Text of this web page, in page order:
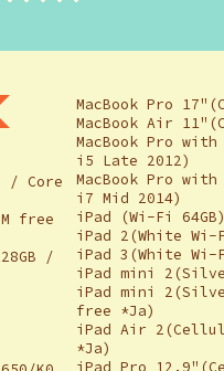
/ Core
free
/
MacBook Pro
MacBook Air
MacBook Pro
i5 Late 2012)
MacBook Pro
i7 Mid 2014)
iPad (Wi-Fi 64GB)
iPad 2(White Wi-
iPad 3(White Wi-
iPad mini
iPad mini
free *Ja)
iPad Air
*Ja)
iPad Pro